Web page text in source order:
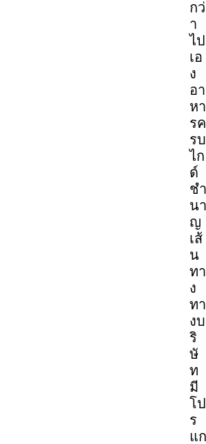
กว่
า
ไป
เอ
ง
อา
หา
รค
รบ
ไก
ด์
ชำ
นา
ญ
เส้
น
ทา
ง
ทา
งบ
ริ
ษั
ท
มี
โป
ร
แก